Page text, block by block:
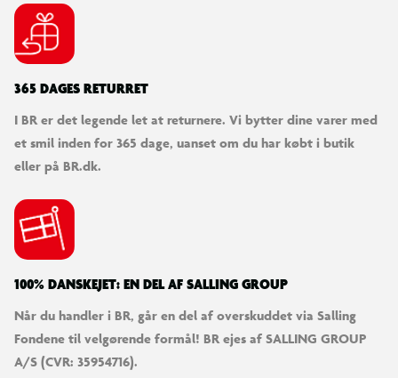
365 DAGES RETURRET
I BR er det legende let at returnere. Vi bytter dine varer med
et smil inden for 365 dage, uanset om du har købt i butik
eller på BR.dk.
100% DANSKEJET: EN DEL AF SALLING GROUP
Når du handler i BR, går en del af overskuddet via Salling
Fondene til velgørende formål! BR ejes af SALLING GROUP
A/S (CVR: 35954716).